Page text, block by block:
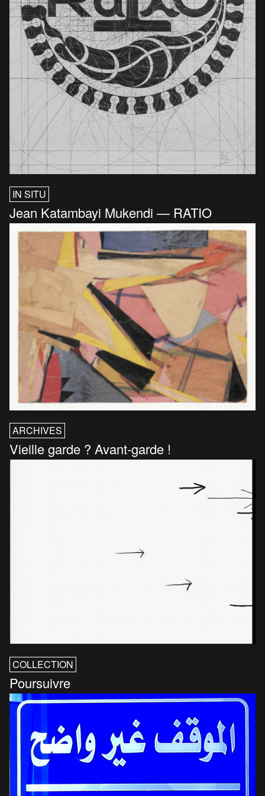
IN SITU
Jean Katambayi Mukendi — RATIO
ARCHIVES
Vieille garde ? Avant-garde !
COLLECTION
Poursuivre